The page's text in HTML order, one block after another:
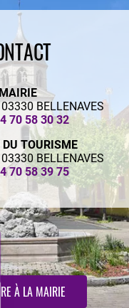
BELLENAVES
70 58 30 32
TOURISME
BELLENAVES
70 58 39 75
À LA MAIRIE